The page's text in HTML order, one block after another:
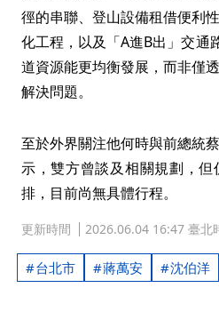
徑的串聯、登山設備租借便利
化工程，以及「A進B出」交通
道資源能更均衡發展，而非僅
解決問題。
至於外界關注他何時與前總統
示，雙方曾談及相關規劃，
排，目前尚無具體行程。
更新時間 2026.06.04 16:47 臺北
台北市 蔣萬安 沈伯洋